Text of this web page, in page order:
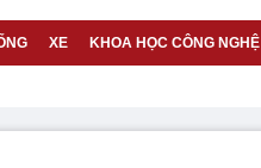
XE KHOA HỌC CÔNG NGHỆ